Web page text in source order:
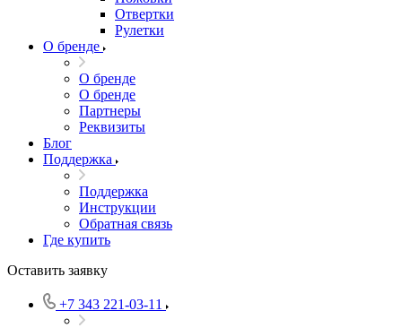
Отвертки
Рулетки
О бренде
О бренде
О бренде
Партнеры
Реквизиты
Блог
Поддержка
Поддержка
Инструкции
Обратная связь
Где купить
Оставить заявку
+7 343 221-03-11